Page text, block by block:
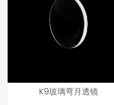
K9玻璃弯月透镜